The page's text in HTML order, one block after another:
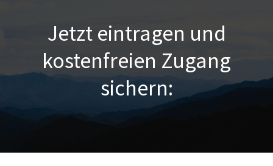
Jetzt eintragen und
kostenfreien Zugang
sichern: